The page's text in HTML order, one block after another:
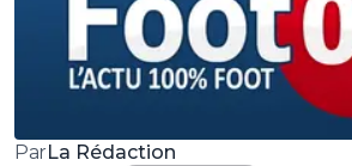
ParLa Rédaction